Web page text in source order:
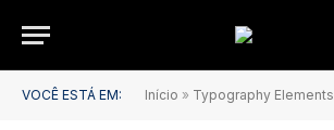
VOCÊ ESTÁ EM: Início » Typography Elements